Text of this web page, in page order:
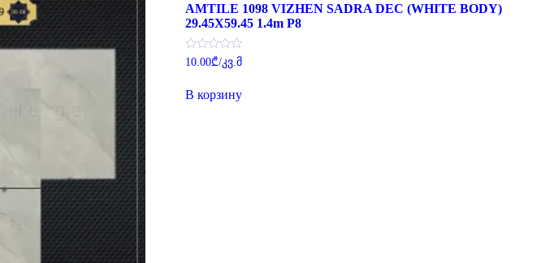
AMTILE 1098 VIZHEN SADRA DEC (WHITE BODY)
29.45X59.45 1.4m P8
Оценка
0
5
10.00₾/კვ.მ
В корзину